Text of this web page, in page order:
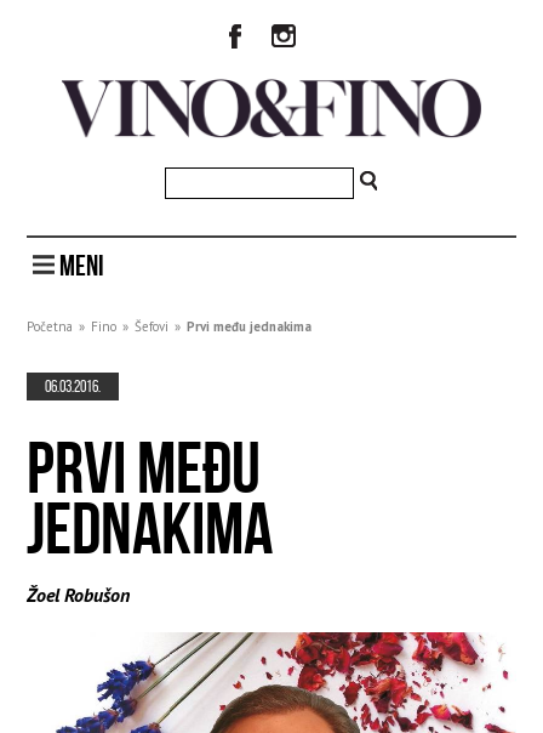
MENI
Početna » Fino » Šefovi » Prvi među jednakima
06.03.2016.
PRVI MEĐU
JEDNAKIMA
Žoel Robušon